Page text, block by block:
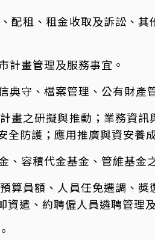
配租、租金收取及訴訟、
計畫管理及服務事宜。
典守、檔案管理、公有財
畫之研擬與推動；業務資
防護；應用推廣與資安養
、容積代金基金、管維基金
算員額、人員任免遷調、
遣、約聘僱人員遴聘管理